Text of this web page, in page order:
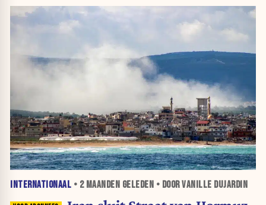
INTERNATIONAAL • 2 MAANDEN GELEDEN • DOOR VANILLE DUJARDIN